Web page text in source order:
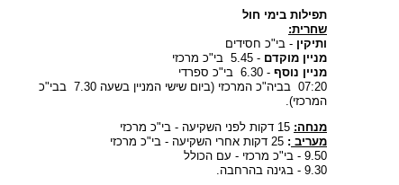
תפילות בימי חול
שחרית:
ותיקין - בי"כ חסידים
מניין מוקדם - 5.45 בי"כ מרכזי
מניין נוסף - 6.30 בי"כ ספרדי
07:20 בביה"כ המרכזי (ביום שישי המניין בשעה 7.30 בבי"כ
המרכזי).
מנחה:
מעריב : 25 דקות אחרי השקיעה - בי"כ מרכזי
9.50 - בי"כ מרכזי - עם הכולל
9.30 - בגינה בהרחבה.